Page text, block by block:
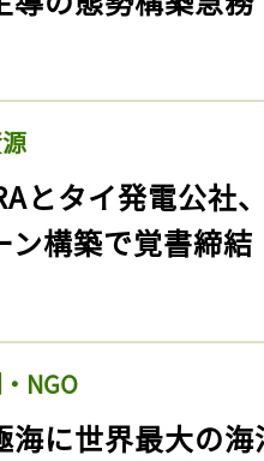
とタイ発電公社
ン構築で覚書締結
NGO
海に世界最大の